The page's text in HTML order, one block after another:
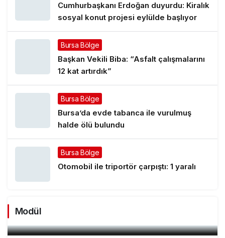
Cumhurbaşkanı Erdoğan duyurdu: Kiralık
sosyal konut projesi eylülde başlıyor
Bursa Bölge
Başkan Vekili Biba: “Asfalt çalışmalarını
12 kat artırdık”
Bursa Bölge
Bursa’da evde tabanca ile vurulmuş
halde ölü bulundu
Bursa Bölge
Otomobil ile triportör çarpıştı: 1 yaralı
Modül
Alev kapanının içinde canla başla mücadele